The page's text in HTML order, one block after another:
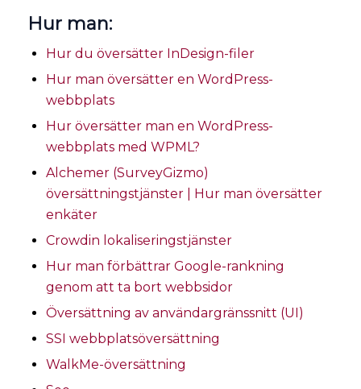
Hur man:
Hur du översätter InDesign-filer
Hur man översätter en WordPress-
webbplats
Hur översätter man en WordPress-
webbplats med WPML?
Alchemer (SurveyGizmo)
översättningstjänster | Hur man översätter
enkäter
Crowdin lokaliseringstjänster
Hur man förbättrar Google-rankning
genom att ta bort webbsidor
Översättning av användargränssnitt (UI)
SSI webbplatsöversättning
WalkMe-översättning